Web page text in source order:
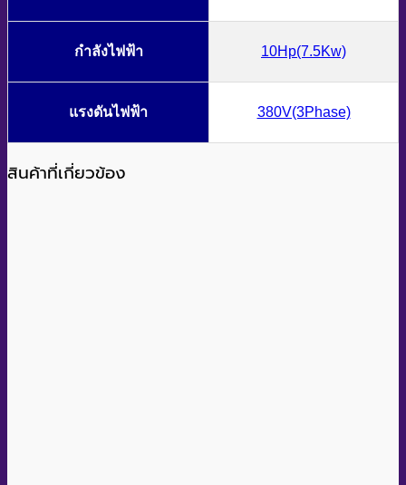
กำลังไฟฟ้า 10Hp(7.5Kw)
แรงดันไฟฟ้า 380V(3Phase)
สินค้าที่เกี่ยวข้อง